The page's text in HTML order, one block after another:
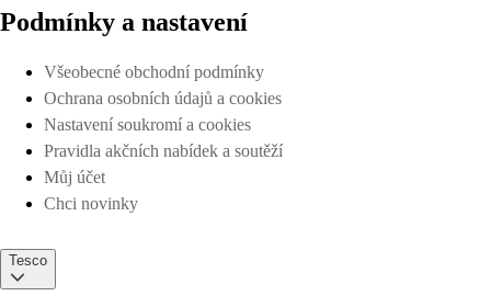
Podmínky a nastavení
Všeobecné obchodní podmínky
Ochrana osobních údajů a cookies
Nastavení soukromí a cookies
Pravidla akčních nabídek a soutěží
Můj účet
Chci novinky
Tesco